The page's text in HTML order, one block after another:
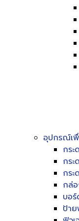
อุปกรณ์เพื่
กร
กร
กระ
กล่อ
บอ
ป้า